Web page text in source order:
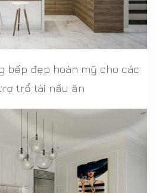
bếp đẹp hoàn mỹ cho các
trổ tài nấu ăn